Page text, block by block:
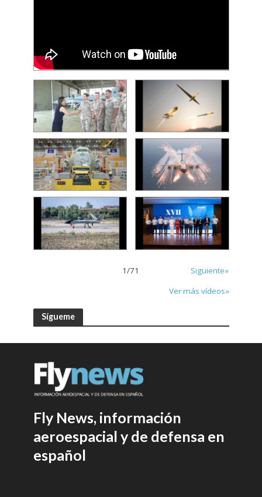
1/71
Siguiente»
Ver más vídeos»
Sígueme
Fly News, información
aeroespacial y de defensa en
español